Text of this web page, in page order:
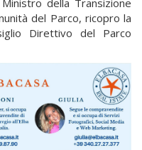
del Parco, ricopro la
Direttivo del Parco